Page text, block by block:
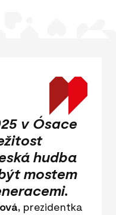
v Ósace
hudba
mostem
prezidentka